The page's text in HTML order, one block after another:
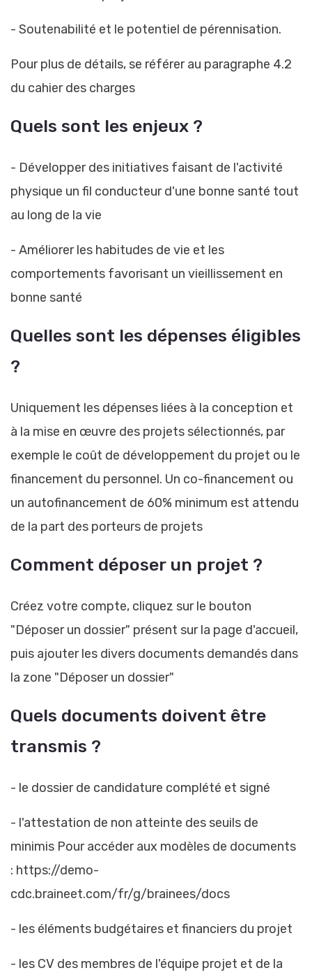
- Soutenabilité et le potentiel de pérennisation.
Pour plus de détails, se référer au paragraphe 4.2
du cahier des charges
Quels sont les enjeux ?
- Développer des initiatives faisant de l'activité
physique un fil conducteur d'une bonne santé tout
au long de la vie
- Améliorer les habitudes de vie et les
comportements favorisant un vieillissement en
bonne santé
Quelles sont les dépenses éligibles
?
Uniquement les dépenses liées à la conception et
à la mise en œuvre des projets sélectionnés, par
exemple le coût de développement du projet ou le
financement du personnel. Un co-financement ou
un autofinancement de 60% minimum est attendu
de la part des porteurs de projets
Comment déposer un projet ?
Créez votre compte, cliquez sur le bouton
"Déposer un dossier" présent sur la page d'accueil,
puis ajouter les divers documents demandés dans
la zone "Déposer un dossier"
Quels documents doivent être
transmis ?
- le dossier de candidature complété et signé
- l'attestation de non atteinte des seuils de
minimis Pour accéder aux modèles de documents
: https://demo-
cdc.braineet.com/fr/g/brainees/docs
- les éléments budgétaires et financiers du projet
- les CV des membres de l'équipe projet et de la